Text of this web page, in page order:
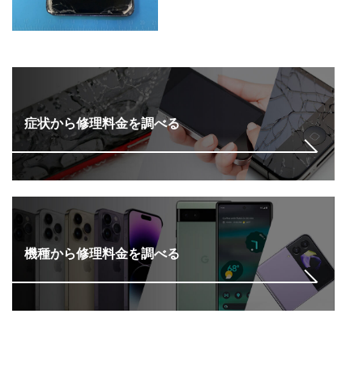
症状から修理料金を調べる
機種から修理料金を調べる